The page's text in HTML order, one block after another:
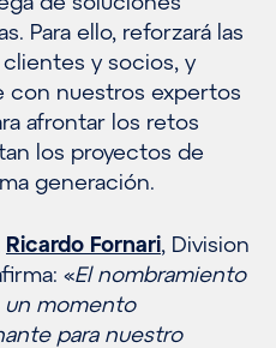
Para ello, reforzará las
y socios, y
con nuestros expertos
afrontar los retos
los proyectos de
generación.
Ricardo Fornari, Division
«El nombramiento
momento
para nuestro